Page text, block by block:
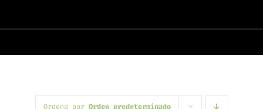
Ordena por Orden predeterminado